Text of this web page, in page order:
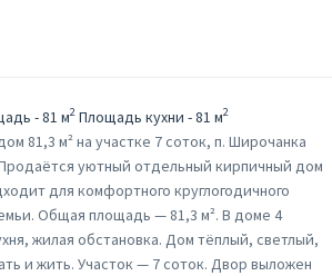
- 81 м2 Площадь кухни - 81 м2
81,3 м² на участке 7 соток, п. Широчанка
уютный отдельный кирпичный дом
для комфортного круглогодичного
Общая площадь — 81,3 м². В доме 4
жилая обстановка. Дом тёплый, светлый,
и жить. Участок — 7 соток. Двор выложен